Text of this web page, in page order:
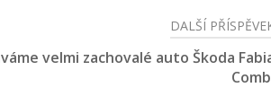
DALŠÍ
velmi zachovalé auto Škoda